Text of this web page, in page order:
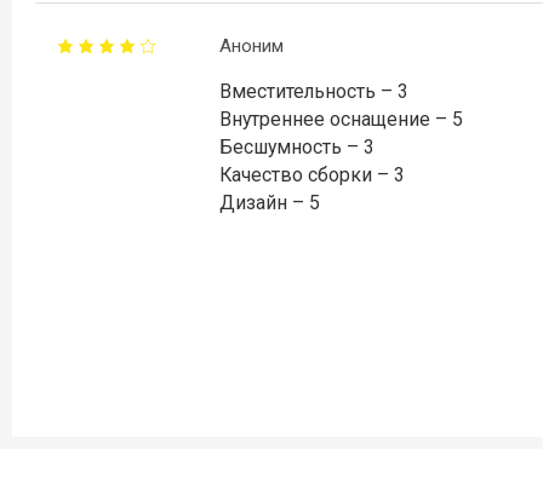
Аноним
Вместительность – 3
Внутреннее оснащение – 5
Бесшумность – 3
Качество сборки – 3
Дизайн – 5